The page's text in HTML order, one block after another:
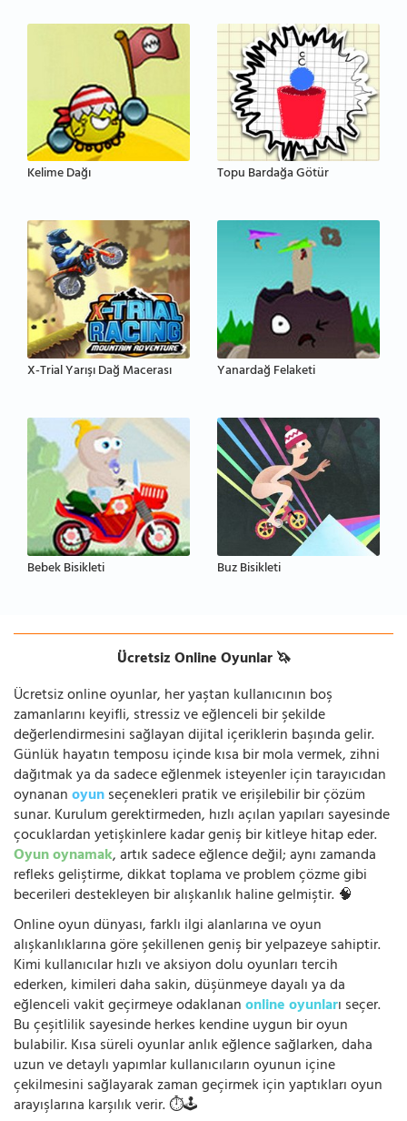
Kelime Dağı Topu Bardağa Götür
X-Trial Yarışı Dağ Macerası Yanardağ Felaketi
Bebek Bisikleti Buz Bisikleti
Ücretsiz Online Oyunlar 🦄
Ücretsiz online oyunlar, her yaştan kullanıcının boş
zamanlarını keyifli, stressiz ve eğlenceli bir şekilde
değerlendirmesini sağlayan dijital içeriklerin başında gelir.
Günlük hayatın temposu içinde kısa bir mola vermek, zihni
dağıtmak ya da sadece eğlenmek isteyenler için tarayıcıdan
oynananoyunseçenekleri pratik ve erişilebilir bir çözüm
sunar. Kurulum gerektirmeden, hızlı açılan yapıları sayesinde
çocuklardan yetişkinlere kadar geniş bir kitleye hitap eder.
Oyun oynamak, artık sadece eğlence değil; aynı zamanda
refleks geliştirme, dikkat toplama ve problem çözme gibi
becerileri destekleyen bir alışkanlık haline gelmiştir. 🧠
Online oyun dünyası, farklı ilgi alanlarına ve oyun
alışkanlıklarına göre şekillenen geniş bir yelpazeye sahiptir.
Kimi kullanıcılar hızlı ve aksiyon dolu oyunları tercih
ederken, kimileri daha sakin, düşünmeye dayalı ya da
eğlenceli vakit geçirmeye odaklananonline oyunları seçer.
Bu çeşitlilik sayesinde herkes kendine uygun bir oyun
bulabilir. Kısa süreli oyunlar anlık eğlence sağlarken, daha
uzun ve detaylı yapımlar kullanıcıların oyunun içine
çekilmesini sağlayarak zaman geçirmek için yaptıkları oyun
arayışlarına karşılık verir. ⏱️🕹️